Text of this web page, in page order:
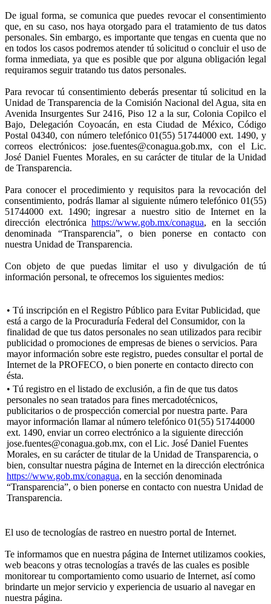
De igual forma, se comunica que puedes revocar el consentimiento
que, en su caso, nos haya otorgado para el tratamiento de tus datos
personales. Sin embargo, es importante que tengas en cuenta que no
en todos los casos podremos atender tú solicitud o concluir el uso de
forma inmediata, ya que es posible que por alguna obligación legal
requiramos seguir tratando tus datos personales.
Para revocar tú consentimiento deberás presentar tú solicitud en la
Unidad de Transparencia de la Comisión Nacional del Agua, sita en
Avenida Insurgentes Sur 2416, Piso 12 a la sur, Colonia Copilco el
Bajo, Delegación Coyoacán, en esta Ciudad de México, Código
Postal 04340, con número telefónico 01(55) 51744000 ext. 1490, y
correos electrónicos: jose.fuentes@conagua.gob.mx, con el Lic.
José Daniel Fuentes Morales, en su carácter de titular de la Unidad
de Transparencia.
Para conocer el procedimiento y requisitos para la revocación del
consentimiento, podrás llamar al siguiente número telefónico 01(55)
51744000 ext. 1490; ingresar a nuestro sitio de Internet en la
dirección electrónicahttps://www.gob.mx/conagua, en la sección
denominada “Transparencia”, o bien ponerse en contacto con
nuestra Unidad de Transparencia.
Con objeto de que puedas limitar el uso y divulgación de tú
información personal, te ofrecemos los siguientes medios:
• Tú inscripción en el Registro Público para Evitar Publicidad, que
está a cargo de la Procuraduría Federal del Consumidor, con la
finalidad de que tus datos personales no sean utilizados para recibir
publicidad o promociones de empresas de bienes o servicios. Para
mayor información sobre este registro, puedes consultar el portal de
Internet de la PROFECO, o bien ponerte en contacto directo con
ésta.
• Tú registro en el listado de exclusión, a fin de que tus datos
personales no sean tratados para fines mercadotécnicos,
publicitarios o de prospección comercial por nuestra parte. Para
mayor información llamar al número telefónico 01(55) 51744000
ext. 1490, enviar un correo electrónico a la siguiente dirección
jose.fuentes@conagua.gob.mx, con el Lic. José Daniel Fuentes
Morales, en su carácter de titular de la Unidad de Transparencia, o
bien, consultar nuestra página de Internet en la dirección electrónica
https://www.gob.mx/conagua, en la sección denominada
“Transparencia”, o bien ponerse en contacto con nuestra Unidad de
Transparencia.
El uso de tecnologías de rastreo en nuestro portal de Internet.
Te informamos que en nuestra página de Internet utilizamos cookies,
web beacons y otras tecnologías a través de las cuales es posible
monitorear tu comportamiento como usuario de Internet, así como
brindarte un mejor servicio y experiencia de usuario al navegar en
nuestra página.